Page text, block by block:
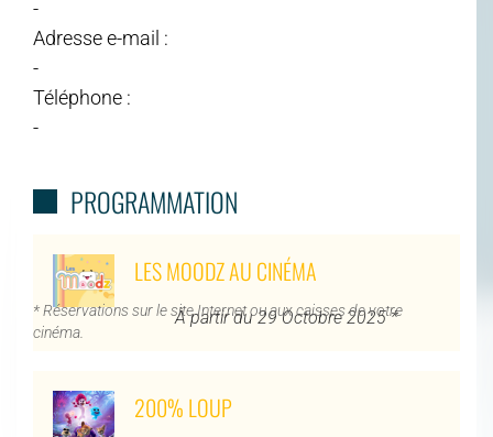
-
Adresse e-mail :
-
Téléphone :
-
PROGRAMMATION
LES MOODZ AU CINÉMA
À partir du 29 Octobre 2025 *
* Réservations sur le site Internet ou aux caisses de votre
cinéma.
200% LOUP